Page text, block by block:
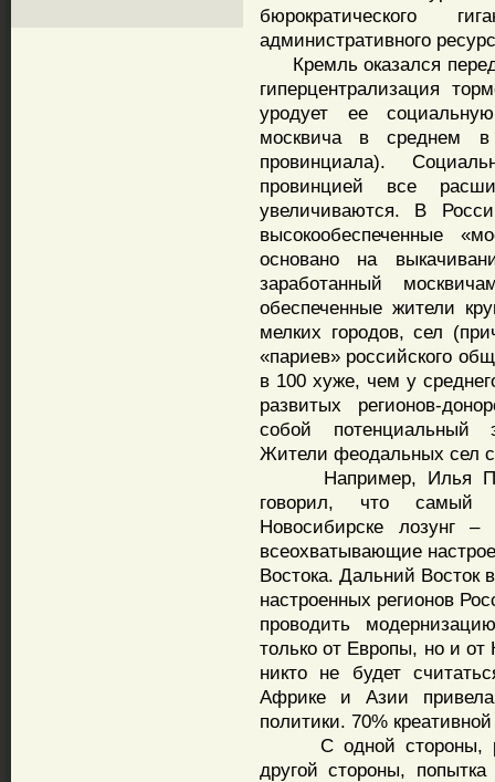
бюрократического
административного
Кремль оказался
гиперцентрализация
уродует ее
москвича в среднем
провинциала).
провинцией все
увеличиваются. В
высокообеспеченные
основано на
заработанный
обеспеченные жители
мелких городов, сел
«париев» российского
в 100 хуже, чем у
развитых регионов-
собой потенциальный
Жители феодальных сел
Например, Илья
говорил, что самый
Новосибирске лозунг
всеохватывающие
Востока. Дальний Восток
настроенных регионов
проводить
только от Европы, но и
никто не будет
Африке и Азии привела
политики. 70%
С одной стороны,
другой стороны,